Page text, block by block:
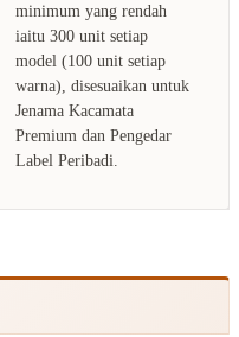
minimum yang rendah
iaitu 300 unit setiap
model (100 unit setiap
warna), disesuaikan untuk
Jenama Kacamata
Premium dan Pengedar
Label Peribadi.